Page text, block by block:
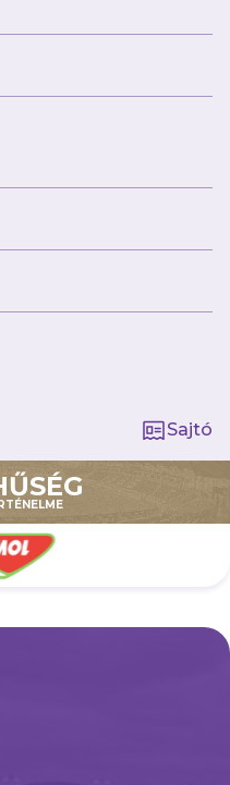
Sajtó
ellen kezdi az új